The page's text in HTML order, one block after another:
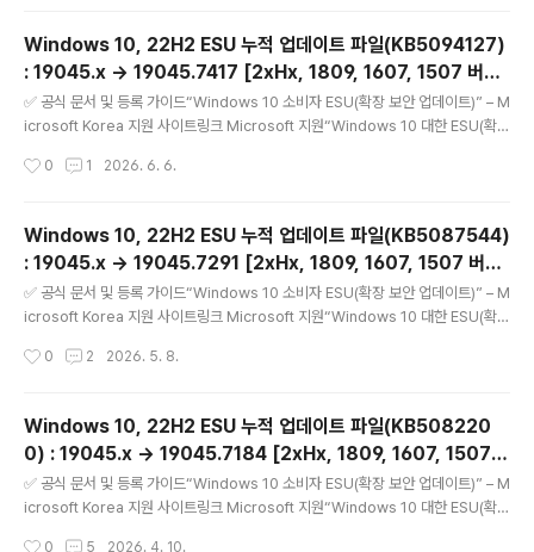
ESU(Extended Security Updates, 확장 보안 업데이트)에 대해서 =======
============..
Windows 10, 22H2 ESU 누적 업데이트 파일(KB5094127)
: 19045.x → 19045.7417 [2xHx, 1809, 1607, 1507 버전
포함] (= 6월 일반 사용자용 월간 ESU 보안 업데이트)
✅ 공식 문서 및 등록 가이드“Windows 10 소비자 ESU(확장 보안 업데이트)” – M
icrosoft Korea 지원 사이트링크 Microsoft 지원“Windows 10 대한 ESU(확장
n“Windows 10 ESU(확장 보안 업데이트) 사용(활성화) 가이드” – 기업/조직용 등
ESU(Extended Security Updates, 확장 보안 업데이트)에 대해서 =======
============..
0 1 2026. 6. 6.
Windows 10, 22H2 ESU 누적 업데이트 파일(KB5087544)
: 19045.x → 19045.7291 [2xHx, 1809, 1607, 1507 버전
포함] (= 5월 일반 사용자용 월간 ESU 보안 업데이트)
✅ 공식 문서 및 등록 가이드“Windows 10 소비자 ESU(확장 보안 업데이트)” – M
icrosoft Korea 지원 사이트링크 Microsoft 지원“Windows 10 대한 ESU(확장
n“Windows 10 ESU(확장 보안 업데이트) 사용(활성화) 가이드” – 기업/조직용 등
ESU(Extended Security Updates, 확장 보안 업데이트)에 대해서 =======
============..
0 2 2026. 5. 8.
Windows 10, 22H2 ESU 누적 업데이트 파일(KB508220
0) : 19045.x → 19045.7184 [2xHx, 1809, 1607, 1507
버전 포함] (= 4월 일반 사용자용 월간 ESU 보안 업데이트)
✅ 공식 문서 및 등록 가이드“Windows 10 소비자 ESU(확장 보안 업데이트)” – M
icrosoft Korea 지원 사이트링크 Microsoft 지원“Windows 10 대한 ESU(확장
0 5 2026. 4. 10.